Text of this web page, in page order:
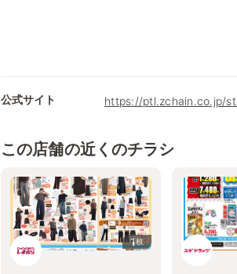
公式サイト https://ptl.zchain.co.jp/
この店舗の近くのチラシ
1枚